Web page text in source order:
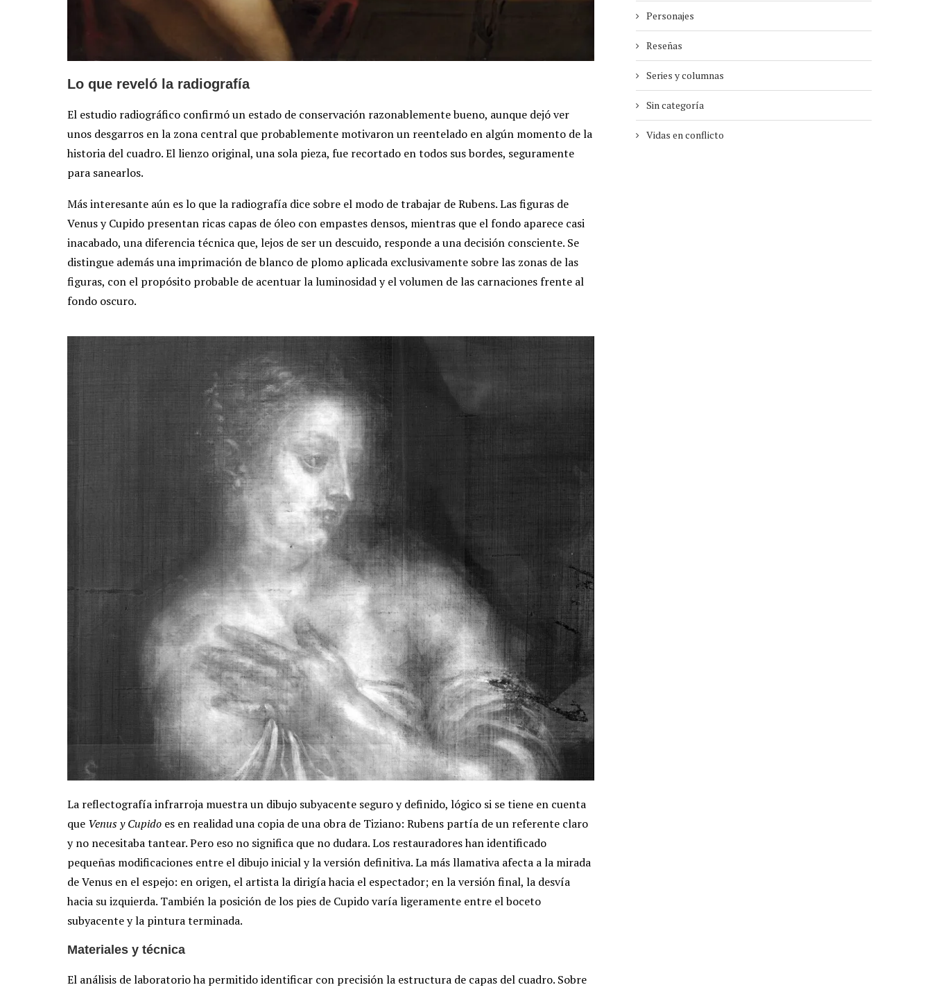
Lo que reveló la radiografía
El estudio radiográfico confirmó un estado de conservación razonablemente bueno, aunque dejó ver
unos desgarros en la zona central que probablemente motivaron un reentelado en algún momento de la
historia del cuadro. El lienzo original, una sola pieza, fue recortado en todos sus bordes, seguramente
para sanearlos.
Más interesante aún es lo que la radiografía dice sobre el modo de trabajar de Rubens. Las figuras de
Venus y Cupido presentan ricas capas de óleo con empastes densos, mientras que el fondo aparece casi
inacabado, una diferencia técnica que, lejos de ser un descuido, responde a una decisión consciente. Se
distingue además una imprimación de blanco de plomo aplicada exclusivamente sobre las zonas de las
figuras, con el propósito probable de acentuar la luminosidad y el volumen de las carnaciones frente al
fondo oscuro.
La reflectografía infrarroja muestra un dibujo subyacente seguro y definido, lógico si se tiene en cuenta
que Venus y Cupido es en realidad una copia de una obra de Tiziano: Rubens partía de un referente claro
y no necesitaba tantear. Pero eso no significa que no dudara. Los restauradores han identificado
pequeñas modificaciones entre el dibujo inicial y la versión definitiva. La más llamativa afecta a la mirada
de Venus en el espejo: en origen, el artista la dirigía hacia el espectador; en la versión final, la desvía
hacia su izquierda. También la posición de los pies de Cupido varía ligeramente entre el boceto
subyacente y la pintura terminada.
Materiales y técnica
El análisis de laboratorio ha permitido identificar con precisión la estructura de capas del cuadro. Sobre
Personajes
Reseñas
Series y columnas
Sin categoría
Vidas en conflicto